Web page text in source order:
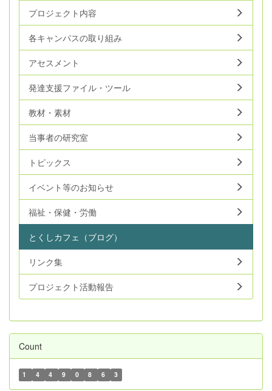
プロジェクト内容
各キャンパスの取り組み
アセスメント
発達支援ファイル・ツール
教材・素材
当事者の研究室
トピックス
イベント等のお知らせ
福祉・保健・労働
とくしカフェ（ブログ）
リンク集
プロジェクト活動報告
Count
1 4 4 9 0 8 6 3